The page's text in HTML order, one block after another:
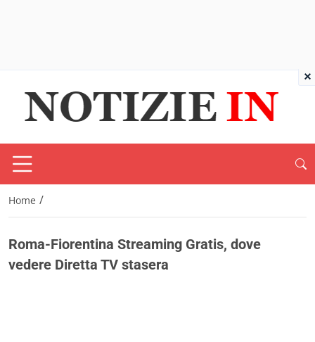
Home /
Roma-Fiorentina Streaming Gratis, dove
vedere Diretta TV stasera
×